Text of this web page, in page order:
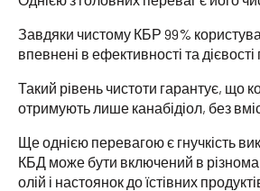
Завдяки чистому КБР 99%
впевнені в ефективності та дієвості
Такий рівень чистоти гарантує, що
отримують лише канабідіол, без
Ще однією перевагою є гнучкість
КБД може бути включений в
олій і настоянок до їстівних